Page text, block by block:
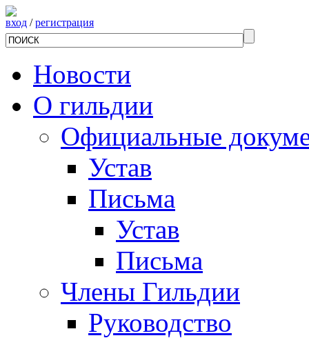
вход /регистрация
Новости
О гильдии
Официальные
Устав
Письма
Устав
Письма
Члены Гильдии
Руководство